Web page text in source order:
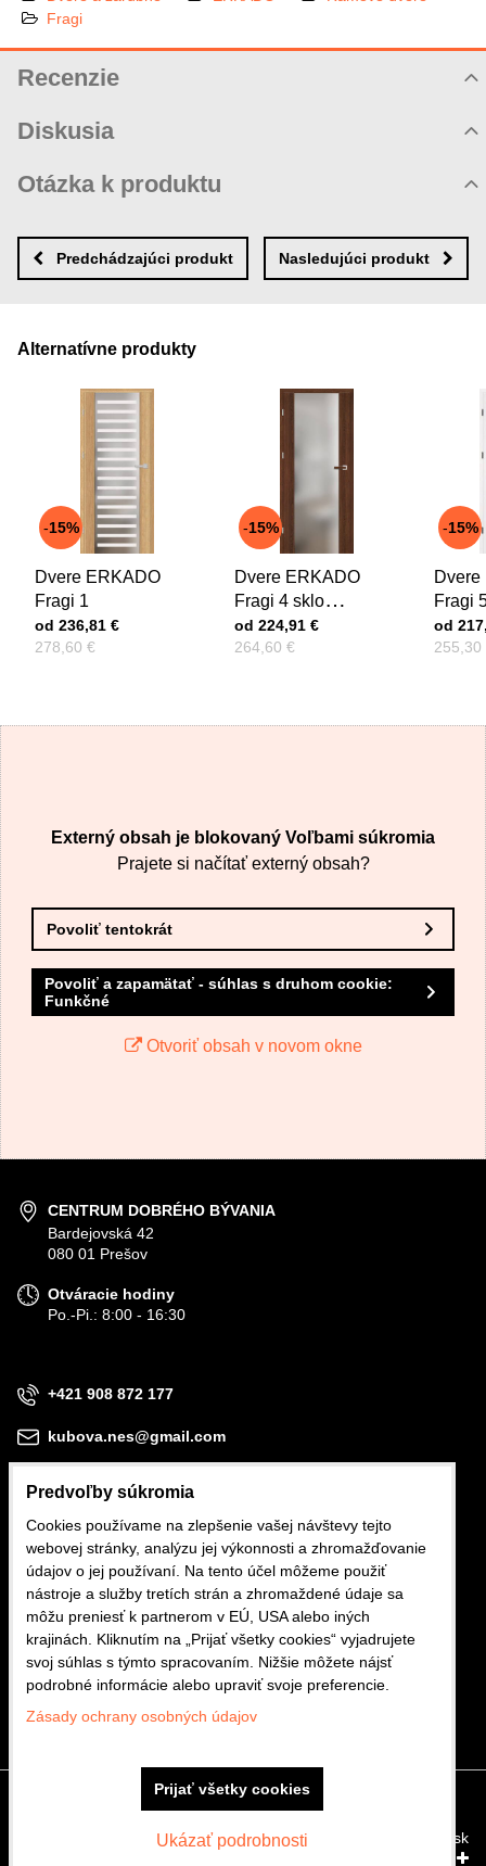
Fragi
Recenzie
Diskusia
Zatiaľ nie sú žiadne komentáre! Buďte prvý!
Nový komentár
Otázka k produktu
MENO
VAŠA OTÁZKA K PRODUKTU
Predchádzajúci produkt Nasledujúci produkt
Alternatívne produkty
Dvere ERKADO
Fragi 1
Cena s DPH
od 236,81 €
Pred zľavou:
278,60 €
15%
Dvere ERKADO
Fragi 4 sklo
Decormat
Cena s DPH
od 224,91 €
Pred zľavou:
264,60 €
15%
Dvere
Fragi
Cena s
od
Pred
255,30
15%
Externý obsah je blokovaný Voľbami súkromia
Prajete si načítať externý obsah?
Povoliť tentokrát
Povoliť a zapamätať - súhlas s druhom cookie:
Funkčné
Otvoriť obsah v novom okne
CENTRUM DOBRÉHO BÝVANIA
Bardejovská 42
080 01 Prešov
Otváracie hodiny
Po.-Pi.: 8:00 - 16:30
+421 908 872 177
kubova.nes@gmail.com
Obchodné podmienky
Reklamačné podmienky
Ochrana osobných údajov
Zásady ochrany osobných údajov
Vytvorené pomocou: BiznisWeb.sk
Predvoľby súkromia
Cookies používame na zlepšenie vašej návštevy tejto
webovej stránky, analýzu jej výkonnosti a zhromažďovanie
údajov o jej používaní. Na tento účel môžeme použiť
nástroje a služby tretích strán a zhromaždené údaje sa
môžu preniesť k partnerom v EÚ, USA alebo iných
krajinách. Kliknutím na „Prijať všetky cookies“ vyjadrujete
svoj súhlas s týmto spracovaním. Nižšie môžete nájsť
podrobné informácie alebo upraviť svoje preferencie.
Zásady ochrany osobných údajov
Ukázať podrobnosti
Prijať všetky cookies